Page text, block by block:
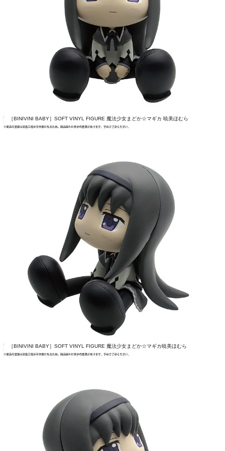
［BINIVINI BABY］SOFT VINYL FIGURE 魔法少女まどか☆マギカ 暁美ほむら
［BINIVINI BABY］SOFT VINYL FIGURE 魔法少女まどか☆マギカ暁美ほむら